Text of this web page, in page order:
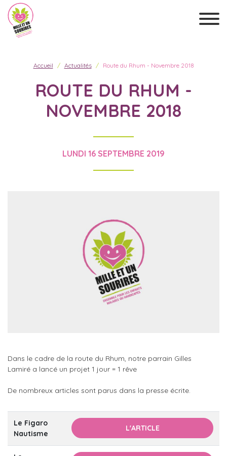
Accueil Actualités Route du Rhum - Novembre 2018
ROUTE DU RHUM -
NOVEMBRE 2018
LUNDI 16 SEPTEMBRE 2019
Dans le cadre de la route du Rhum, notre parrain Gilles
Lamiré a lancé un projet 1 jour = 1 rêve
De nombreux articles sont parus dans la presse écrite.
Le Figaro
Nautisme
L'ARTICLE